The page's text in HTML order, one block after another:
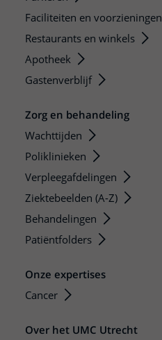
Faciliteiten en voorzieningen
Restaurants en winkels
Apotheek
Gastenverblijf
Zorg en behandeling
Wachttijden
Poliklinieken
Verpleegafdelingen
Ziektebeelden (A-Z)
Behandelingen
Patiëntfolders
Onze expertises
Cancer
Over het UMC Utrecht